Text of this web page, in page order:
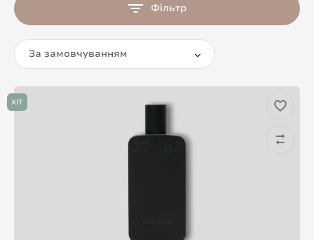
Фільтр
За замовчуванням
ХІТ